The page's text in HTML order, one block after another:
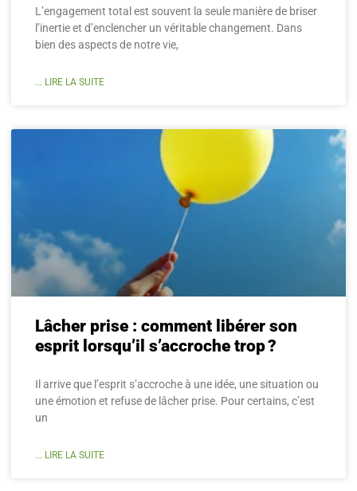
L’engagement total est souvent la seule manière de briser
l’inertie et d’enclencher un véritable changement. Dans
bien des aspects de notre vie,
... LIRE LA SUITE
Lâcher prise : comment libérer son
esprit lorsqu’il s’accroche trop ?
Il arrive que l’esprit s’accroche à une idée, une situation ou
une émotion et refuse de lâcher prise. Pour certains, c’est
un
... LIRE LA SUITE